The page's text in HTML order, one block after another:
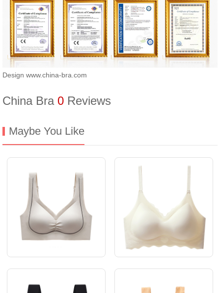
Design www.china-bra.com
China Bra 0 Reviews
Maybe You Like